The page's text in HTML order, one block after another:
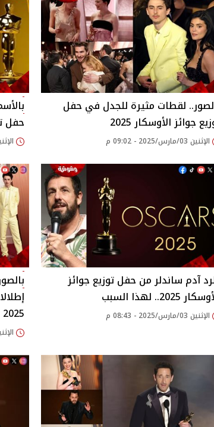
لقطات مثيرة للجدل في حفل
جوائز الأوسكار 2025
الإثنين 03/مارس/2025 - 09:02 م
حفل
الإثنين 03/مارس/
آدم ساندلر من حفل توزيع جوائز
2025.. لهذا السبب
الإثنين 03/مارس/2025 - 08:43 م
2025
الإثنين 03/مارس/